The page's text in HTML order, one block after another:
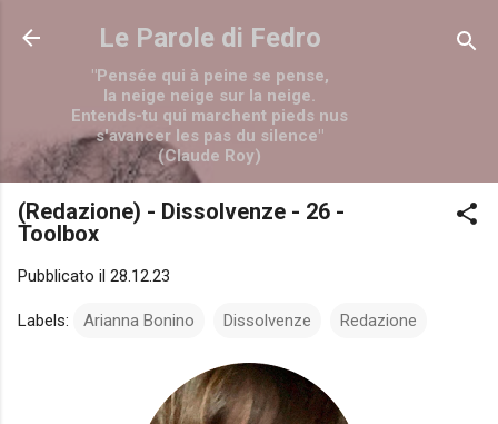
Passa ai contenuti principali
Le Parole di Fedro
"Pensée qui à peine se pense,
la neige neige sur la neige.
Entends-tu qui marchent pieds nus
s'avancer les pas du silence"
(Claude Roy)
(Redazione) - Dissolvenze - 26 -
Toolbox
Pubblicato il 28.12.23
Labels: Arianna Bonino Dissolvenze Redazione